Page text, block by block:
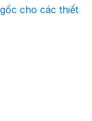
cho các thiết